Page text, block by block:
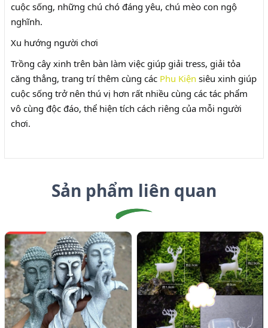
cuộc sống, những chú chó đáng yêu, chú mèo con ngộ
nghĩnh.
Xu hướng người chơi
Trồng cây xinh trên bàn làm việc giúp giải tress, giải tỏa
căng thẳng, trang trí thêm cùng các Phu Kiện siêu xinh giúp
cuộc sống trở nên thú vị hơn rất nhiều cùng các tác phẩm
vô cùng độc đáo, thể hiện tích cách riêng của mỗi người
chơi.
Sản phẩm liên quan